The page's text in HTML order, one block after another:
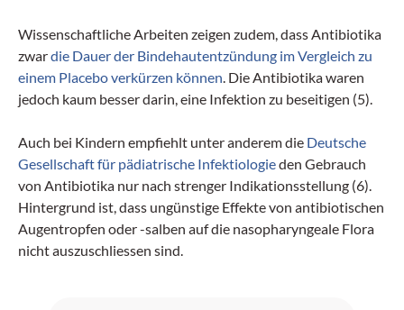
Wissenschaftliche Arbeiten zeigen zudem, dass Antibiotika
zwardie Dauer der Bindehautentzündung im Vergleich zu
einem Placebo verkürzen können . Die Antibiotika waren
jedoch kaum besser darin, eine Infektion zu beseitigen (5).
Auch bei Kindern empfiehlt unter anderem die Deutsche
Gesellschaft für pädiatrische Infektiologieden Gebrauch
von Antibiotika nur nach strenger Indikationsstellung (6).
Hintergrund ist, dass ungünstige Effekte von antibiotischen
Augentropfen oder -salben auf die nasopharyngeale Flora
nicht auszuschliessen sind.